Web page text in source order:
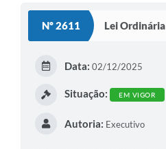
Nº 2611 Lei Ordinária
Data: 02/12/2025
Situação: EM VIGOR
Autoria: Executivo